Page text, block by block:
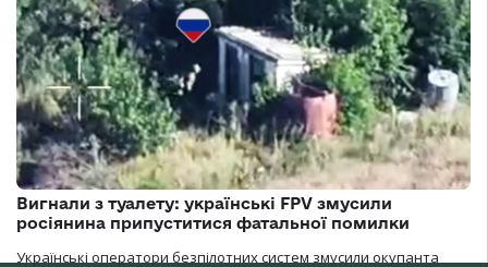
Вигнали з туалету: українські FPV змусили
росіянина припуститися фатальної помилки
Українські оператори безпілотних систем змусили окупанта